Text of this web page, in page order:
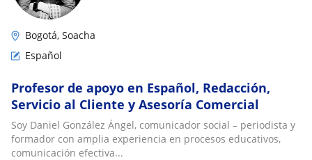
Bogotá, Soacha
Español
Profesor de apoyo en Español, Redacción,
Servicio al Cliente y Asesoría Comercial
Soy Daniel González Ángel, comunicador social – periodista y
formador con amplia experiencia en procesos educativos,
comunicación efectiva...